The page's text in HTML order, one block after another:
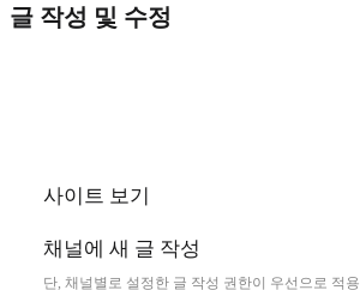
글 작성 및 수정
사이트 보기
채널에 새 글 작성
단, 채널별로 설정한 글 작성 권한이 우선으로 적